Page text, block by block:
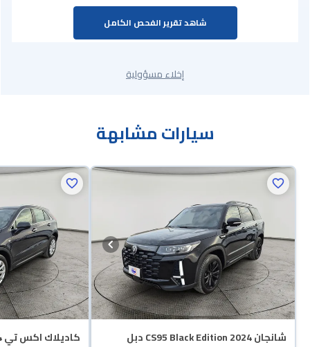
شاهد تقرير الفحص الكامل
إخلاء مسؤولية
سيارات مشابهة
شانجان CS95 Black Edition 2024 دبل كاديلاك اكس تي 4 لاكجري 2023